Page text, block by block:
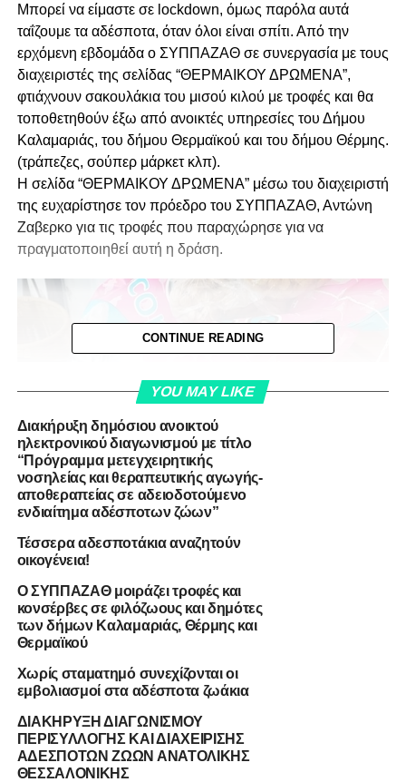
Μπορεί να είμαστε σε lockdown, όμως παρόλα αυτά
ταΐζουμε τα αδέσποτα, όταν όλοι είναι σπίτι. Από την
ερχόμενη εβδομάδα ο ΣΥΠΠΑΖΑΘ σε συνεργασία με τους
διαχειριστές της σελίδας “ΘΕΡΜΑΙΚΟΥ ΔΡΩΜΕΝΑ”,
φτιάχνουν σακουλάκια του μισού κιλού με τροφές και θα
τοποθετηθούν έξω από ανοικτές υπηρεσίες του Δήμου
Καλαμαριάς, του δήμου Θερμαϊκού και του δήμου Θέρμης.
(τράπεζες, σούπερ μάρκετ κλπ).
Η σελίδα “ΘΕΡΜΑΙΚΟΥ ΔΡΩΜΕΝΑ” μέσω του διαχειριστή
της ευχαρίστησε τον πρόεδρο του ΣΥΠΠΑΖΑΘ, Αντώνη
Ζαβερκο για τις τροφές που παραχώρησε για να
πραγματοποιηθεί αυτή η δράση.
CONTINUE READING
YOU MAY LIKE
Διακήρυξη δημόσιου ανοικτού
ηλεκτρονικού διαγωνισμού με τίτλο
“Πρόγραμμα μετεγχειρητικής
νοσηλείας και θεραπευτικής αγωγής-
αποθεραπείας σε αδειοδοτούμενο
ενδιαίτημα αδέσποτων ζώων”
Τέσσερα αδεσποτάκια αναζητούν
οικογένεια!
Ο ΣΥΠΠΑΖΑΘ μοιράζει τροφές και
κονσέρβες σε φιλόζωους και δημότες
των δήμων Καλαμαριάς, Θέρμης και
Θερμαϊκού
Χωρίς σταματημό συνεχίζονται οι
εμβολιασμοί στα αδέσποτα ζωάκια
ΔΙΑΚΗΡΥΞΗ ΔΙΑΓΩΝΙΣΜΟΥ
ΠΕΡΙΣΥΛΛΟΓΗΣ ΚΑΙ ΔΙΑΧΕΙΡΙΣΗΣ
ΑΔΕΣΠΟΤΩΝ ΖΩΩΝ ΑΝΑΤΟΛΙΚΗΣ
ΘΕΣΣΑΛΟΝΙΚΗΣ